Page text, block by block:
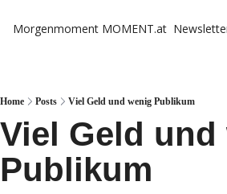
Morgenmoment MOMENT.at
Home Posts Viel Geld und wenig Publikum
Viel Geld und
Publikum